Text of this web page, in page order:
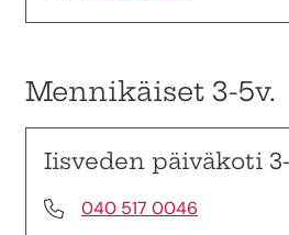
Mennikäiset 3-5v.
Iisveden päiväkoti
040 517 0046